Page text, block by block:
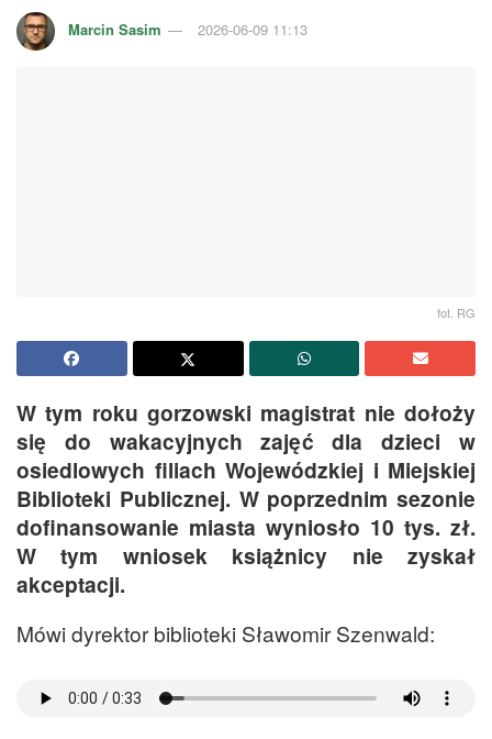
Marcin Sasim 2026-06-09 11:13
fot. RG
W tym roku gorzowski magistrat nie dołoży
się do wakacyjnych zajęć dla dzieci w
osiedlowych filiach Wojewódzkiej i Miejskiej
Biblioteki Publicznej. W poprzednim sezonie
dofinansowanie miasta wyniosło 10 tys. zł.
W tym wniosek książnicy nie zyskał
akceptacji.
Mówi dyrektor biblioteki Sławomir Szenwald: